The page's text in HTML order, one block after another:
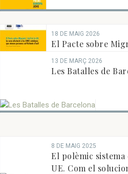
18 DE MAIG 2026
El Pacte sobre
la UE: la seva
ONG...
13 DE MARÇ 2026
Les Batalles de
8 DE MAIG 2025
El polèmic sistema
UE. Com el